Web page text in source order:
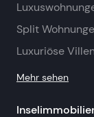
Split
Luxuriöse
Mehr sehen